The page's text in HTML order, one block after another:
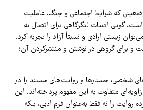
وضعیتی که شرایط اجتماعی و جنگ، عاملیت
گویی ادبیات لنگرگاهی برای اتصال به
زیستی ارادی و نسبتاً آزاد را تجربه کرد.
و برای گروهی در نوشتن و منتشرکردن آن؛
شخصی، جستارها و روایت‌های مستند را در
متفاوت به این مفهوم پرداخته‌اند. این
را نه فقط به‌عنوان فرم ادبی، بلکه